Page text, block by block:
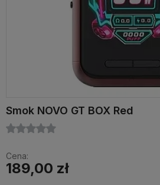
Smok NOVO GT BOX Red
Cena:
189,00 zł